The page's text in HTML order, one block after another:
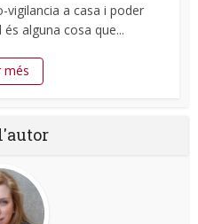
vigilancia a casa i poder
alguna cosa que...
més